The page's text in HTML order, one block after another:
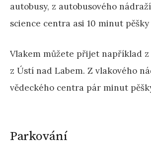
autobusy, z autobusového
science centra asi 10 minut pěšky
Vlakem můžete přijet například z
z Ústí nad Labem. Z vlakového
vědeckého centra pár minut
Parkování